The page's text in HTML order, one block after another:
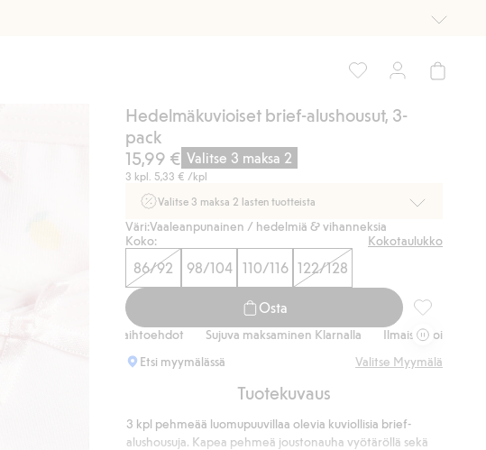
Hedelmäkuvioiset brief-alushousut, 3-
pack
15,99 € Valitse 3 maksa 2
3 kpl. 5,33 € /kpl
Valitse 3 maksa 2 lasten tuotteista
Ei Newbie. Ostaessasi 2 tuotetta tai enemmän. Voimassa 3-
16.8. asti myymälässä ja verkossa. Ei voi yhdistää muihin
alennuksiin tai tarjouksiin.
Osta nyt
Väri:Vaaleanpunainen / hedelmiä & vihanneksia
Koko:
Kokotaulukko
86/92 98/104 110/116 122/128
Osta
Ilmaiset toimitusvaihtoehdot Sujuva maksaminen Klarnalla
Ilmaiset
Etsi myymälässä
Valitse Myymälä
Tuotekuvaus
3 kpl pehmeää luomupuuvillaa olevia kuviollisia brief-
alushousuja. Kapea pehmeä joustonauha vyötäröllä sekä